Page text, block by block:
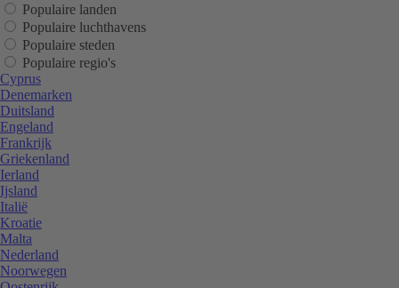
Populaire landen
Populaire luchthavens
Populaire steden
Populaire regio's
Cyprus
Denemarken
Duitsland
Engeland
Frankrijk
Griekenland
Ierland
Ijsland
Italië
Kroatie
Malta
Nederland
Noorwegen